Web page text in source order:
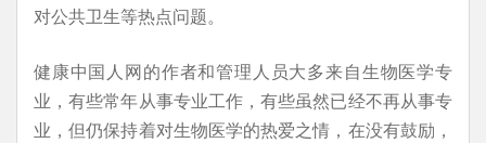
对公共卫生等热点问题。
健康中国人网的作者和管理人员大多来自生物医学专
业，有些常年从事专业工作，有些虽然已经不再从事专
业，但仍保持着对生物医学的热爱之情，在没有鼓励，